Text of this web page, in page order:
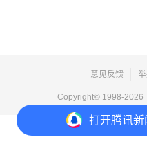
打开腾讯新
意见反馈
Copyright© 1998-2026